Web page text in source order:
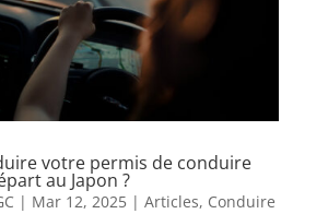
votre permis de conduire
au Japon ?
| Mar 12, 2025| Articles, Conduire